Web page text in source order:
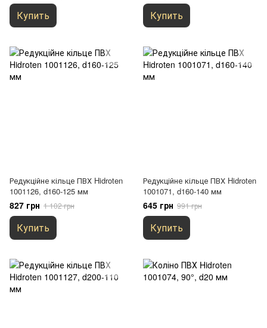
Купить Купить
Редукційне кільце ПВХ Hidroten
1001126, d160-125 мм
827 грн 1 102 грн
Купить
Редукційне кільце ПВХ Hidroten
1001071, d160-140 мм
645 грн 991 грн
Купить